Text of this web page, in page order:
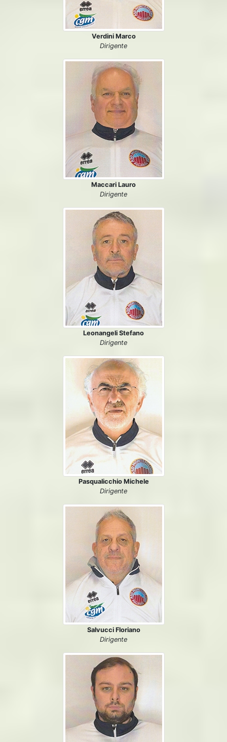
Verdini Marco
Dirigente
Maccari Lauro
Dirigente
Leonangeli Stefano
Dirigente
Pasqualicchio Michele
Dirigente
Salvucci Floriano
Dirigente